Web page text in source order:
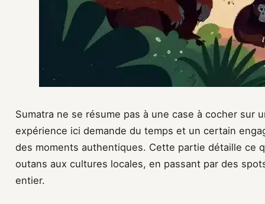
Sumatra ne se résume pas à une case à cocher sur
expérience ici demande du temps et un certain
des moments authentiques. Cette partie détaille ce
outans aux cultures locales, en passant par des
entier.